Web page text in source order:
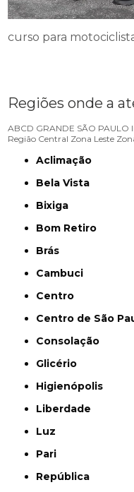
curso para
Regiões onde a
ABCD GRANDE SÃO PAULO
Região Central Zona Leste
Aclimação
Bela Vista
Bixiga
Bom Retiro
Brás
Cambuci
Centro
Centro de São
Consolação
Glicério
Higienópolis
Liberdade
Luz
Pari
República